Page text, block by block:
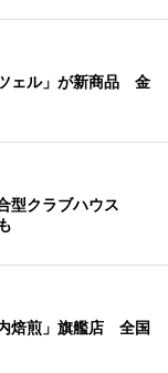
ェル」が新商品 金
型クラブハウス
焙煎」旗艦店 全国